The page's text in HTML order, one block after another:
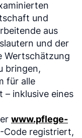
und
aus
und der
Wertschätzung
bringen,
für alle
– inklusive eines
www.pflege-
Code registriert,